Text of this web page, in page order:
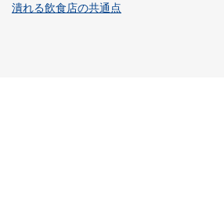
潰れる飲食店の共通点